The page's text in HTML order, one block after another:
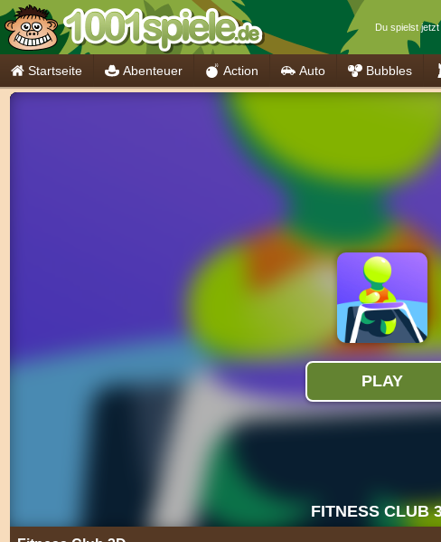
Du spielst jetzt
Startseite Abenteuer Action Auto Bubbles